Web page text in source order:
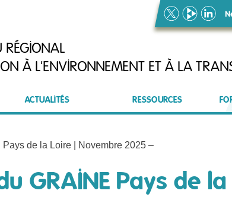
RÉGIONAL
À L'ENVIRONNEMENT ET À LA
ACTUALITÉS RESSOURCES
de la Loire | Novembre 2025 –
GRAINE Pays de